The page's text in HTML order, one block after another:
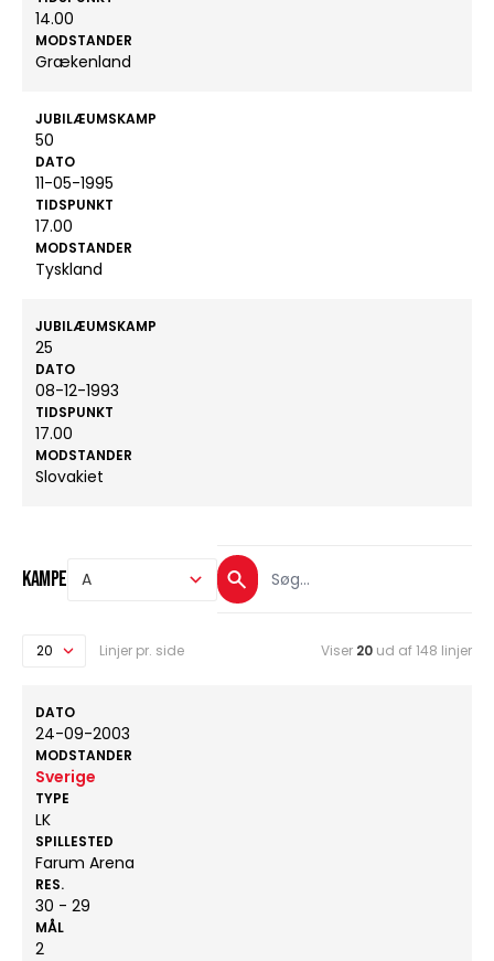
14.00
MODSTANDER
Grækenland
JUBILÆUMSKAMP
50
DATO
11-05-1995
TIDSPUNKT
17.00
MODSTANDER
Tyskland
JUBILÆUMSKAMP
25
DATO
08-12-1993
TIDSPUNKT
17.00
MODSTANDER
Slovakiet
Kampe
Linjer pr. side Viser 20 ud af 148 linjer
DATO
24-09-2003
MODSTANDER
Sverige
TYPE
LK
SPILLESTED
Farum Arena
RES.
30 - 29
MÅL
2